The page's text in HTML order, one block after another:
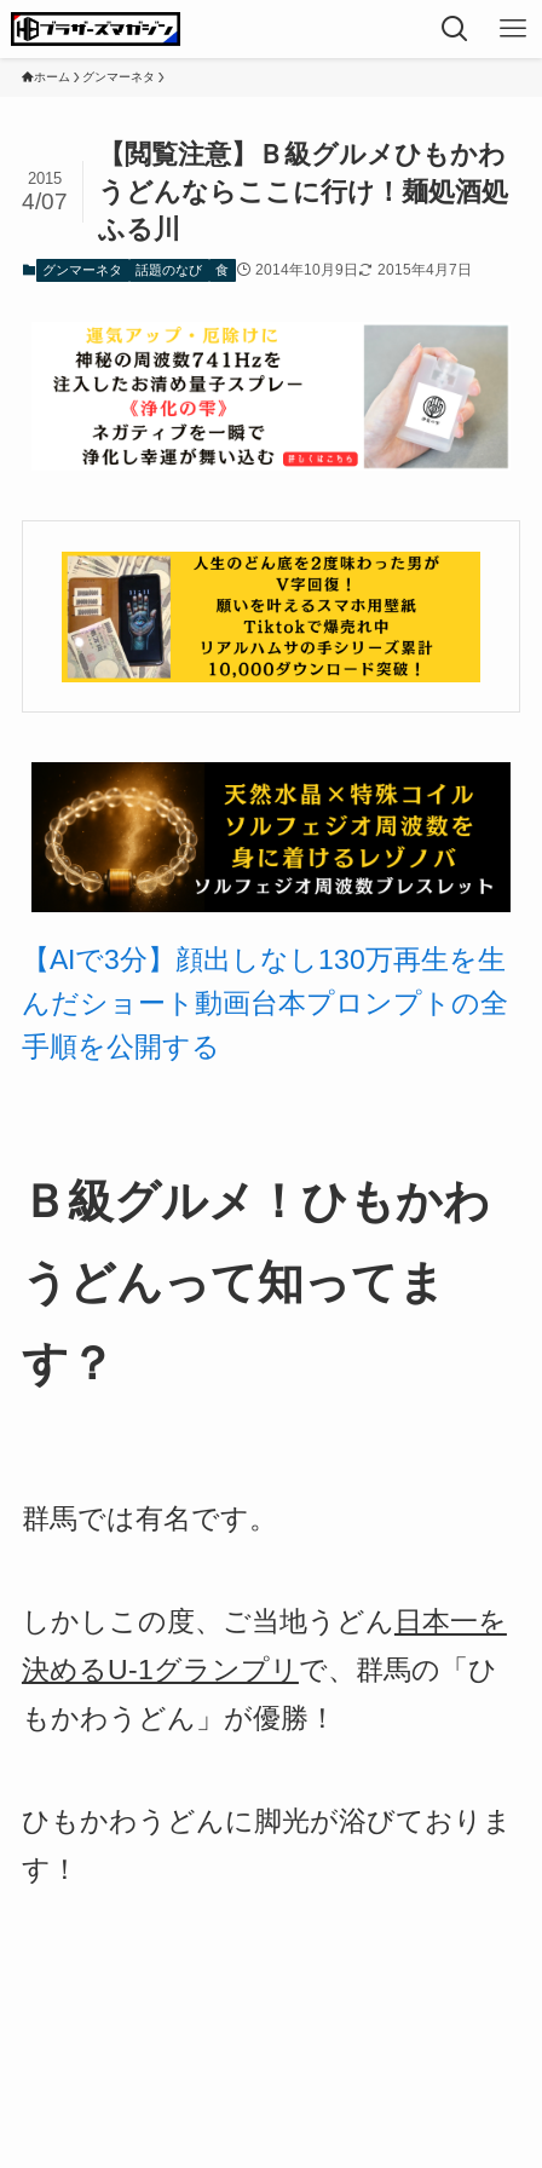
ホーム グンマーネタ
【閲覧注意】Ｂ級グルメひもかわ
うどんならここに行け！麺処酒処
ふる川
2015
4/07
グンマーネタ 話題のなび 食 2014年10月9日 2015年4月7日
【AIで3分】顔出しなし130万再生を生
んだショート動画台本プロンプトの全
手順を公開する
Ｂ級グルメ！ひもかわ
うどんって知ってま
す？
群馬では有名です。
しかしこの度、ご当地うどん 日本一を
決めるU-1グランプリ で、群馬の「ひ
もかわうどん」が優勝！
ひもかわうどんに脚光が浴びておりま
す！